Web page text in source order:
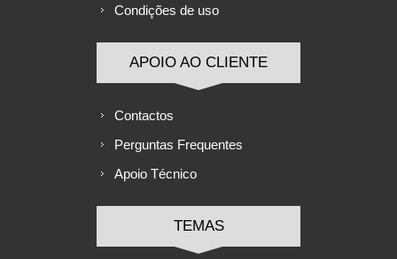
Condições de uso
APOIO AO CLIENTE
Contactos
Perguntas Frequentes
Apoio Técnico
TEMAS